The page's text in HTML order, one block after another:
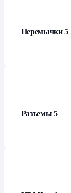
Перемычки5
Разъемы 5